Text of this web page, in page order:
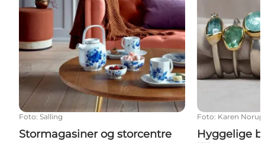
Foto: Salling
Stormagasiner og storcentre
Foto: Karen
Hyggelige